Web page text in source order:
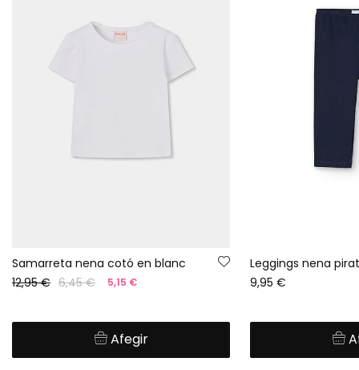
Samarreta nena cotó en blanc
12,95 € 6,45 € 5,15 €
Afegir
Leggings nena
9,95 €